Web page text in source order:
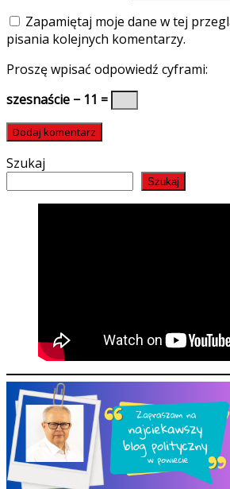
Zapamiętaj moje dane w tej
pisania kolejnych komentarzy.
Proszę wpisać odpowiedź cyframi:
szesnaście − 11 =
Szukaj
Szukaj